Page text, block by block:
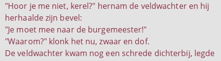
"Hoor je me niet, kerel?" hernam de veldwachter en hij
herhaalde zijn bevel:
"Je moet mee naar de burgemeester!"
"Waarom?" klonk het nu, zwaar en dof.
De veldwachter kwam nog een schrede dichterbij, legde